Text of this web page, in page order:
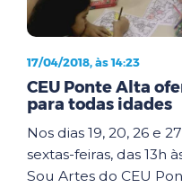
17/04/2018, às 14:23
CEU Ponte Alta
para todas idades
Nos dias 19, 20, 26 e
sextas-feiras, das 13h
Sou Artes do CEU